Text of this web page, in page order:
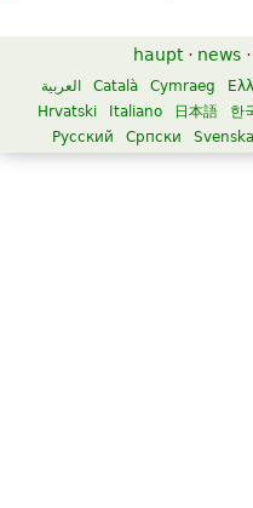
haupt · news ·
العربية Català Cymraeg
Hrvatski
Italiano 日本語 한
Русский
Српски Svenska